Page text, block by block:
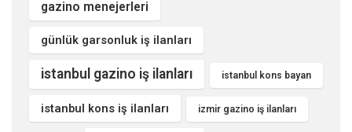
gazino menejerleri
günlük garsonluk iş ilanları
istanbul gazino iş ilanları istanbul kons bayan
istanbul kons iş ilanları izmir gazino iş ilanları